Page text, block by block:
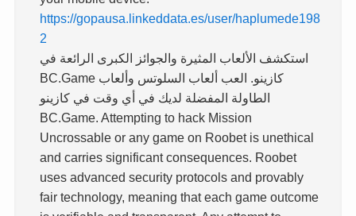
https://gopausa.linkeddata.es/user/haplumede198
2
استكشف الألعاب المثيرة والجوائز الكبرى الرائعة في
BC.Game كازينو. العب ألعاب السلوتس وألعاب
الطاولة المفضلة لديك في أي وقت في كازينو
BC.Game. Attempting to hack Mission
Uncrossable or any game on Roobet is unethical
and carries significant consequences. Roobet
uses advanced security protocols and provably
fair technology, meaning that each game outcome